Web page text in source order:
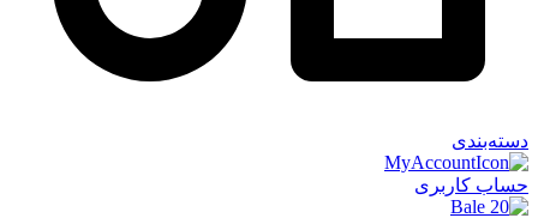
دسته‌بندی
حساب کاربری